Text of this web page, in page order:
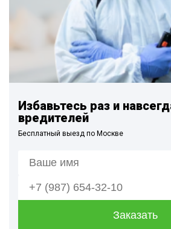
Избавьтесь раз и
вредителей
Бесплатный выезд по Москве